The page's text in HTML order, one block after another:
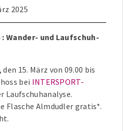
2025
Wander- und Laufschuh-
15. März von 09.00 bis
bei INTERSPORT-
Laufschuhanalyse.
Flasche Almdudler gratis*.